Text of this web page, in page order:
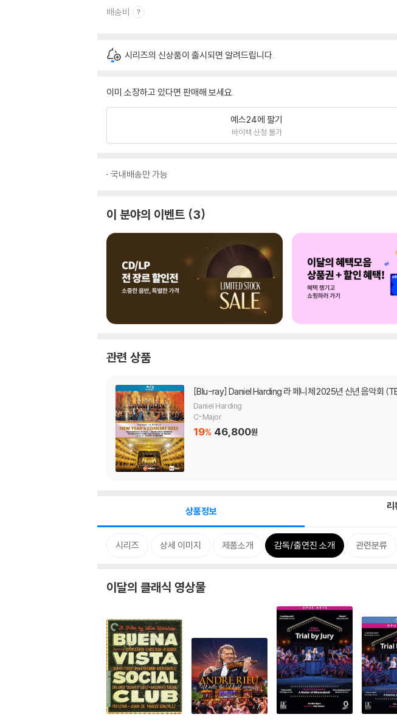
배송비
시리즈의 신상품이 출시되면 알려드립니다.
이미 소장하고 있다면 판매해 보세요.
예스24에 팔기
바이백 신청 불가
국내배송만 가능
이 분야의 이벤트 3
관련 상품
[Blu-ray] Daniel Harding 라 페니체 2025년 신년 음악회
Daniel Harding
C-Major
19% 46,800원
상품정보
시리즈 상세 이미지 제품소개 감독/출연진 소개 관련분류
이달의 클래식 영상물